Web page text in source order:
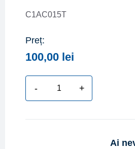
C1AC015T
Preț:
100,00 lei
- +
Ai